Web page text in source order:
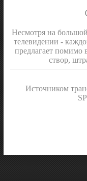
Несмотря на
телевидении -
предлагает помимо
створ,
Источником